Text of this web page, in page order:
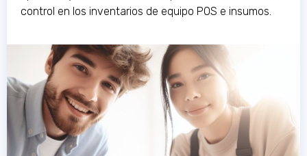
control en los inventarios de equipo POS e insumos.